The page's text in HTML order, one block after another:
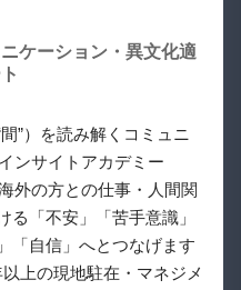
ケーション・異文化適
”）を読み解くコミュニ
ンサイトアカデミー
外の方との仕事・人間関
「不安」「苦手意識」
「自信」へとつなげます
上の現地駐在・マネジメ